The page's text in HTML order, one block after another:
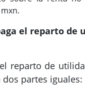
el reparto de
reparto de
partes iguales: